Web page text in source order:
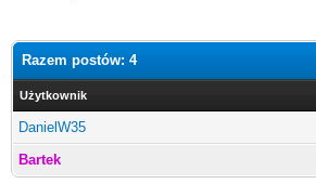
Razem postów: 4
Użytkownik
DanielW35
Bartek